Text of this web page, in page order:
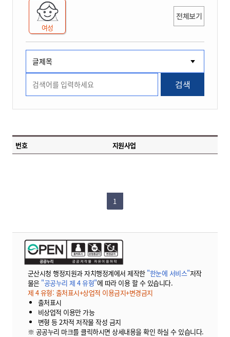
여성
전체보기
검색
번호 지원사업
1
군산시청 행정지원과 자치행정계에서 제작한 "한눈에 서비스"저작
물은 "공공누리 제 4 유형"에 따라 이용 할 수 있습니다.
제 4 유형: 출처표시+상업적 이용금지+변경금지
출처표시
비상업적 이용만 가능
변형 등 2차적 저작물 작성 금지
※ 공공누리 마크를 클릭하시면 상세내용을 확인 하실 수 있습니다.